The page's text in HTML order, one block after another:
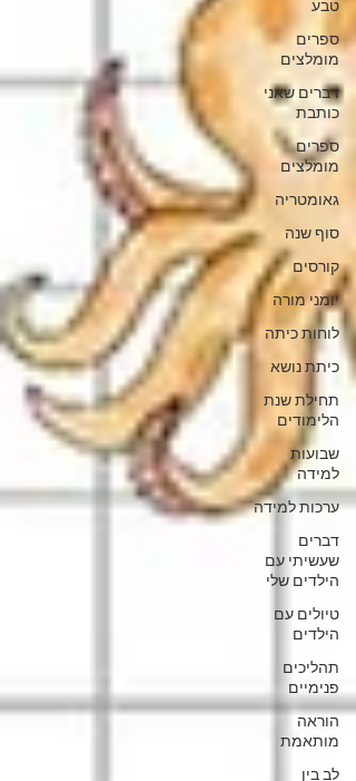
טבע
ספרים
מומלצים
דברים שאני
כותבת
ספרים
מומלצים
גאומטריה
סוף שנה
קורסים
יומני מורה
לוחות כיתה
כיתת נושא
תחילת שנת
הלימודים
שבועות
למידה
ערכות למידה
דברים
שעשיתי עם
הילדים שלי
טיולים עם
הילדים
תהליכים
פנימיים
הוראה
מותאמת
לב בין